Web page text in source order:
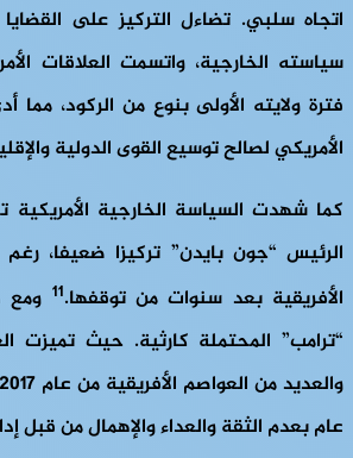
اتجاه سلبي. تضاءل التركيز على
سياسته الخارجية، واتسمت العلاقات
فترة ولايته الأولى بنوع من الركود، مما
الأمريكي لصالح توسيع القوى الدولية
كما شهدت السياسة الخارجية الأمريكية
الرئيس “جون بايدن” تركيزا ضعيفا، رغم
الأفريقية بعد سنوات من توقفها.11 ومع
“ترامب” المحتملة كارثية. حيث تميزت
عام بعدم الثقة والعداء والإهمال من قبل